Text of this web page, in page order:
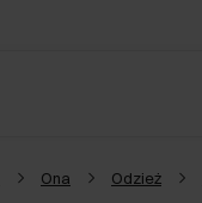
Ona Odzież